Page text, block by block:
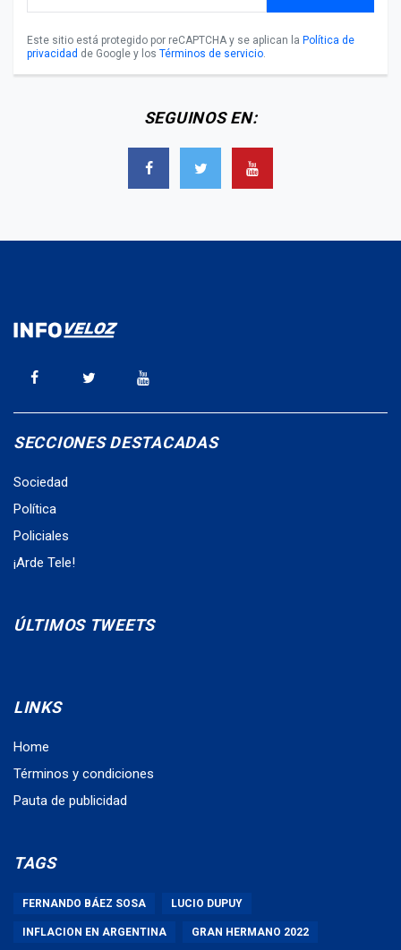
Este sitio está protegido por reCAPTCHA y se aplican la Política de
privacidad de Google y los Términos de servicio.
SEGUINOS EN:
SECCIONES DESTACADAS
Sociedad
Política
Policiales
¡Arde Tele!
ÚLTIMOS TWEETS
LINKS
Home
Términos y condiciones
Pauta de publicidad
TAGS
FERNANDO BÁEZ SOSA LUCIO DUPUY
INFLACION EN ARGENTINA GRAN HERMANO 2022